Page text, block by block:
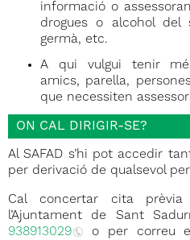
informació o
drogues o alcohol
germà, etc.
A qui vulgui tenir
amics, parella,
que necessiten
ON CAL DIRIGIR-SE?
Al SAFAD s’hi pot accedir
per derivació de qualsevol
Cal concertar cita
l’Ajuntament de Sant
938913029
o per correu